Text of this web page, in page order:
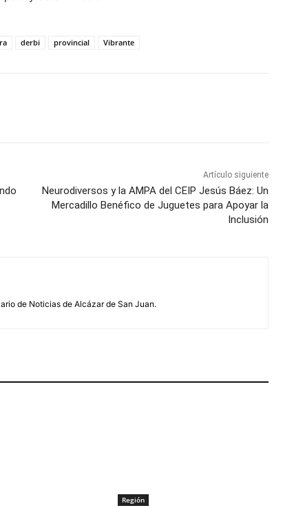
derbi provincial Vibrante
Artículo siguiente
Neurodiversos y la AMPA del CEIP Jesús Báez: Un
Mercadillo Benéfico de Juguetes para Apoyar la
Inclusión
de Noticias de Alcázar de San Juan.
Región